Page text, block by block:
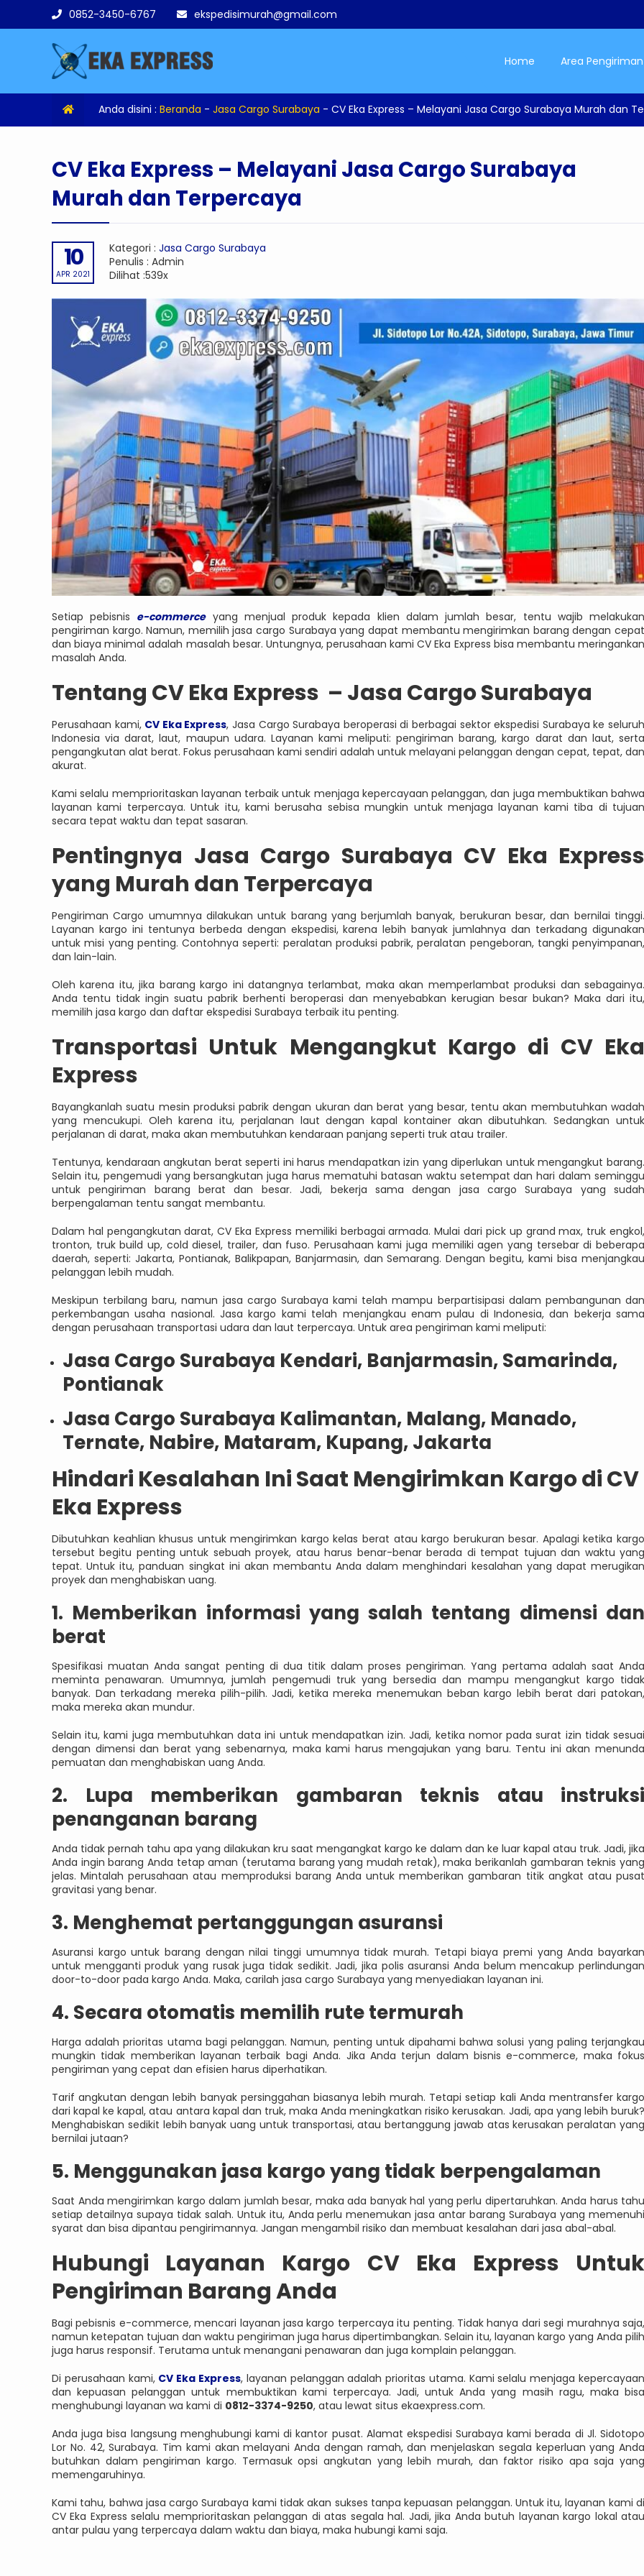
0852-3450-6767 ekspedisimurah@gmail.com
Home Area Pengiriman
Anda disini : Beranda - Jasa Cargo Surabaya - CV Eka Express – Melayani Jasa Cargo Surabaya Murah dan
CV Eka Express – Melayani Jasa Cargo Surabaya
Murah dan Terpercaya
10
APR 2021
Kategori : Jasa Cargo Surabaya
Penulis : Admin
Dilihat :539x
Setiap pebisnis e-commerce yang menjual produk kepada klien dalam jumlah besar, tentu wajib melakukan
pengiriman kargo. Namun, memilih jasa cargo Surabaya yang dapat membantu mengirimkan barang dengan cepat
dan biaya minimal adalah masalah besar. Untungnya, perusahaan kami CV Eka Express bisa membantu meringankan
masalah Anda.
Tentang CV Eka Express – Jasa Cargo Surabaya
Perusahaan kami, CV Eka Express, Jasa Cargo Surabaya beroperasi di berbagai sektor ekspedisi Surabaya ke seluruh
Indonesia via darat, laut, maupun udara. Layanan kami meliputi: pengiriman barang, kargo darat dan laut, serta
pengangkutan alat berat. Fokus perusahaan kami sendiri adalah untuk melayani pelanggan dengan cepat, tepat, dan
akurat.
Kami selalu memprioritaskan layanan terbaik untuk menjaga kepercayaan pelanggan, dan juga membuktikan bahwa
layanan kami terpercaya. Untuk itu, kami berusaha sebisa mungkin untuk menjaga layanan kami tiba di tujuan
secara tepat waktu dan tepat sasaran.
Pentingnya Jasa Cargo Surabaya CV Eka Express
yang Murah dan Terpercaya
Pengiriman Cargo umumnya dilakukan untuk barang yang berjumlah banyak, berukuran besar, dan bernilai tinggi.
Layanan kargo ini tentunya berbeda dengan ekspedisi, karena lebih banyak jumlahnya dan terkadang digunakan
untuk misi yang penting. Contohnya seperti: peralatan produksi pabrik, peralatan pengeboran, tangki penyimpanan,
dan lain-lain.
Oleh karena itu, jika barang kargo ini datangnya terlambat, maka akan memperlambat produksi dan sebagainya.
Anda tentu tidak ingin suatu pabrik berhenti beroperasi dan menyebabkan kerugian besar bukan? Maka dari itu,
memilih jasa kargo dan daftar ekspedisi Surabaya terbaik itu penting.
Transportasi Untuk Mengangkut Kargo di CV Eka
Express
Bayangkanlah suatu mesin produksi pabrik dengan ukuran dan berat yang besar, tentu akan membutuhkan wadah
yang mencukupi. Oleh karena itu, perjalanan laut dengan kapal kontainer akan dibutuhkan. Sedangkan untuk
perjalanan di darat, maka akan membutuhkan kendaraan panjang seperti truk atau trailer.
Tentunya, kendaraan angkutan berat seperti ini harus mendapatkan izin yang diperlukan untuk mengangkut barang.
Selain itu, pengemudi yang bersangkutan juga harus mematuhi batasan waktu setempat dan hari dalam seminggu
untuk pengiriman barang berat dan besar. Jadi, bekerja sama dengan jasa cargo Surabaya yang sudah
berpengalaman tentu sangat membantu.
Dalam hal pengangkutan darat, CV Eka Express memiliki berbagai armada. Mulai dari pick up grand max, truk engkol,
tronton, truk build up, cold diesel, trailer, dan fuso. Perusahaan kami juga memiliki agen yang tersebar di beberapa
daerah, seperti: Jakarta, Pontianak, Balikpapan, Banjarmasin, dan Semarang. Dengan begitu, kami bisa menjangkau
pelanggan lebih mudah.
Meskipun terbilang baru, namun jasa cargo Surabaya kami telah mampu berpartisipasi dalam pembangunan dan
perkembangan usaha nasional. Jasa kargo kami telah menjangkau enam pulau di Indonesia, dan bekerja sama
dengan perusahaan transportasi udara dan laut terpercaya. Untuk area pengiriman kami meliputi:
Jasa Cargo Surabaya Kendari, Banjarmasin, Samarinda,
Pontianak
Jasa Cargo Surabaya Kalimantan, Malang, Manado,
Ternate, Nabire, Mataram, Kupang, Jakarta
Hindari Kesalahan Ini Saat Mengirimkan Kargo di CV
Eka Express
Dibutuhkan keahlian khusus untuk mengirimkan kargo kelas berat atau kargo berukuran besar. Apalagi ketika kargo
tersebut begitu penting untuk sebuah proyek, atau harus benar-benar berada di tempat tujuan dan waktu yang
tepat. Untuk itu, panduan singkat ini akan membantu Anda dalam menghindari kesalahan yang dapat merugikan
proyek dan menghabiskan uang.
1. Memberikan informasi yang salah tentang dimensi dan
berat
Spesifikasi muatan Anda sangat penting di dua titik dalam proses pengiriman. Yang pertama adalah saat Anda
meminta penawaran. Umumnya, jumlah pengemudi truk yang bersedia dan mampu mengangkut kargo tidak
banyak. Dan terkadang mereka pilih-pilih. Jadi, ketika mereka menemukan beban kargo lebih berat dari patokan,
maka mereka akan mundur.
Selain itu, kami juga membutuhkan data ini untuk mendapatkan izin. Jadi, ketika nomor pada surat izin tidak sesuai
dengan dimensi dan berat yang sebenarnya, maka kami harus mengajukan yang baru. Tentu ini akan menunda
pemuatan dan menghabiskan uang Anda.
2. Lupa memberikan gambaran teknis atau instruksi
penanganan barang
Anda tidak pernah tahu apa yang dilakukan kru saat mengangkat kargo ke dalam dan ke luar kapal atau truk. Jadi, jika
Anda ingin barang Anda tetap aman (terutama barang yang mudah retak), maka berikanlah gambaran teknis yang
jelas. Mintalah perusahaan atau memproduksi barang Anda untuk memberikan gambaran titik angkat atau pusat
gravitasi yang benar.
3. Menghemat pertanggungan asuransi
Asuransi kargo untuk barang dengan nilai tinggi umumnya tidak murah. Tetapi biaya premi yang Anda bayarkan
untuk mengganti produk yang rusak juga tidak sedikit. Jadi, jika polis asuransi Anda belum mencakup perlindungan
door-to-door pada kargo Anda. Maka, carilah jasa cargo Surabaya yang menyediakan layanan ini.
4. Secara otomatis memilih rute termurah
Harga adalah prioritas utama bagi pelanggan. Namun, penting untuk dipahami bahwa solusi yang paling terjangkau
mungkin tidak memberikan layanan terbaik bagi Anda. Jika Anda terjun dalam bisnis e-commerce, maka fokus
pengiriman yang cepat dan efisien harus diperhatikan.
Tarif angkutan dengan lebih banyak persinggahan biasanya lebih murah. Tetapi setiap kali Anda mentransfer kargo
dari kapal ke kapal, atau antara kapal dan truk, maka Anda meningkatkan risiko kerusakan. Jadi, apa yang lebih buruk?
Menghabiskan sedikit lebih banyak uang untuk transportasi, atau bertanggung jawab atas kerusakan peralatan yang
bernilai jutaan?
5. Menggunakan jasa kargo yang tidak berpengalaman
Saat Anda mengirimkan kargo dalam jumlah besar, maka ada banyak hal yang perlu dipertaruhkan. Anda harus tahu
setiap detailnya supaya tidak salah. Untuk itu, Anda perlu menemukan jasa antar barang Surabaya yang memenuhi
syarat dan bisa dipantau pengirimannya. Jangan mengambil risiko dan membuat kesalahan dari jasa abal-abal.
Hubungi Layanan Kargo CV Eka Express Untuk
Pengiriman Barang Anda
Bagi pebisnis e-commerce, mencari layanan jasa kargo terpercaya itu penting. Tidak hanya dari segi murahnya saja,
namun ketepatan tujuan dan waktu pengiriman juga harus dipertimbangkan. Selain itu, layanan kargo yang Anda pilih
juga harus responsif. Terutama untuk menangani penawaran dan juga komplain pelanggan.
Di perusahaan kami, CV Eka Express, layanan pelanggan adalah prioritas utama. Kami selalu menjaga kepercayaan
dan kepuasan pelanggan untuk membuktikan kami terpercaya. Jadi, untuk Anda yang masih ragu, maka bisa
menghubungi layanan wa kami di 0812-3374-9250, atau lewat situs ekaexpress.com.
Anda juga bisa langsung menghubungi kami di kantor pusat. Alamat ekspedisi Surabaya kami berada di Jl. Sidotopo
Lor No. 42, Surabaya. Tim kami akan melayani Anda dengan ramah, dan menjelaskan segala keperluan yang Anda
butuhkan dalam pengiriman kargo. Termasuk opsi angkutan yang lebih murah, dan faktor risiko apa saja yang
memengaruhinya.
Kami tahu, bahwa jasa cargo Surabaya kami tidak akan sukses tanpa kepuasan pelanggan. Untuk itu, layanan kami di
CV Eka Express selalu memprioritaskan pelanggan di atas segala hal. Jadi, jika Anda butuh layanan kargo lokal atau
antar pulau yang terpercaya dalam waktu dan biaya, maka hubungi kami saja.